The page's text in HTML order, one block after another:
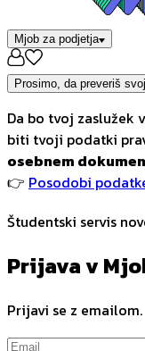
Mjob za podjetja
Prosimo, da preveriš
Da bo tvoj zaslužek
biti tvoji podatki
osebnem
👉 Posodobi
Študentski servis
Prijava v
Prijavi se z emailom.